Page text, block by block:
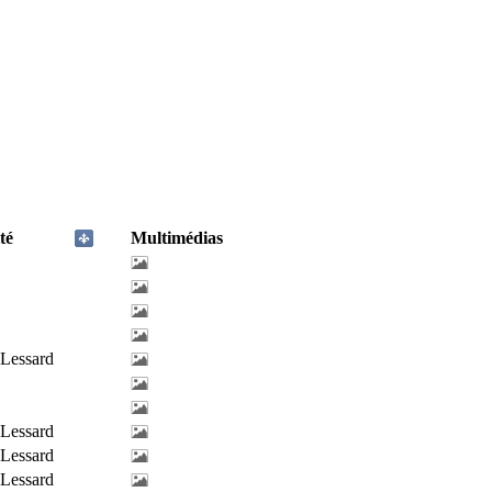
Multimédias